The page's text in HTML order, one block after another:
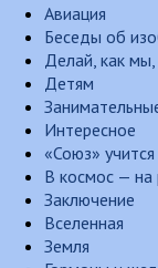
Авиация
Беседы об
Делай, как
Детям
Интересное
«Союз»
В космос — на
Заключение
Вселенная
Земля